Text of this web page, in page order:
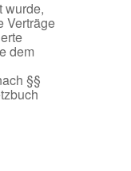
wurde,
Verträge
dem
§§